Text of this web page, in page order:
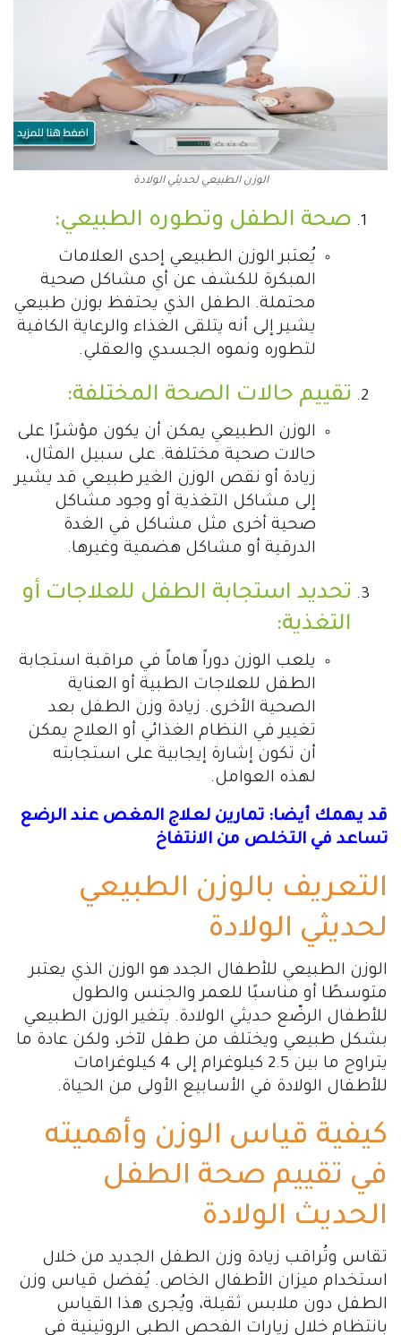
الوزن الطبيعي لحديثي الولادة
صحة الطفل وتطوره الطبيعي:
يُعتبر الوزن الطبيعي إحدى العلامات
المبكرة للكشف عن أي مشاكل صحية
محتملة. الطفل الذي يحتفظ بوزن طبيعي
يشير إلى أنه يتلقى الغذاء والرعاية الكافية
لتطوره ونموه الجسدي والعقلي.
تقييم حالات الصحة المختلفة:
الوزن الطبيعي يمكن أن يكون مؤشرًا على
حالات صحية مختلفة. على سبيل المثال،
زيادة أو نقص الوزن الغير طبيعي قد يشير
إلى مشاكل التغذية أو وجود مشاكل
صحية أخرى مثل مشاكل في الغدة
الدرقية أو مشاكل هضمية وغيرها.
تحديد استجابة الطفل للعلاجات أو
التغذية:
يلعب الوزن دوراً هاماً في مراقبة استجابة
الطفل للعلاجات الطبية أو العناية
الصحية الأخرى. زيادة وزن الطفل بعد
تغيير في النظام الغذائي أو العلاج يمكن
أن تكون إشارة إيجابية على استجابته
لهذه العوامل.
قد يهمك أيضا: تمارين لعلاج المغص عند الرضع
تساعد في التخلص من الانتفاخ
التعريف بالوزن الطبيعي
لحديثي الولادة
الوزن الطبيعي للأطفال الجدد هو الوزن الذي يعتبر
متوسطًا أو مناسبًا للعمر والجنس والطول
للأطفال الرضّع حديثي الولادة. يتغير الوزن الطبيعي
بشكل طبيعي ويختلف من طفل لآخر، ولكن عادة ما
يتراوح ما بين 2.5 كيلوغرام إلى 4 كيلوغرامات
للأطفال الولادة في الأسابيع الأولى من الحياة.
كيفية قياس الوزن وأهميته
في تقييم صحة الطفل
الحديث الولادة
تقاس وتُراقب زيادة وزن الطفل الجديد من خلال
استخدام ميزان الأطفال الخاص. يُفضل قياس وزن
الطفل دون ملابس ثقيلة، ويُجرى هذا القياس
بانتظام خلال زيارات الفحص الطبي الروتينية في